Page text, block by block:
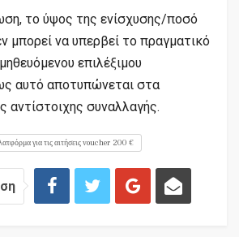
το ύψος της ενίσχυσης/ποσό
μπορεί να υπερβεί το πραγματικό
επιλέξιμου
αυτό αποτυπώνεται στα
αντίστοιχης συναλλαγής.
για τις αιτήσεις voucher 200 €